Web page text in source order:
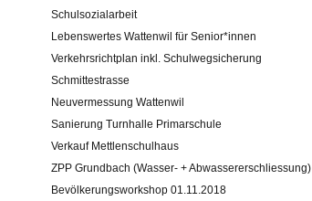
Schulsozialarbeit
Lebenswertes Wattenwil für Senior*innen
Verkehrsrichtplan inkl. Schulwegsicherung
Schmittestrasse
Neuvermessung Wattenwil
Sanierung Turnhalle Primarschule
Verkauf Mettlenschulhaus
ZPP Grundbach (Wasser- + Abwassererschliessung)
Bevölkerungsworkshop 01.11.2018